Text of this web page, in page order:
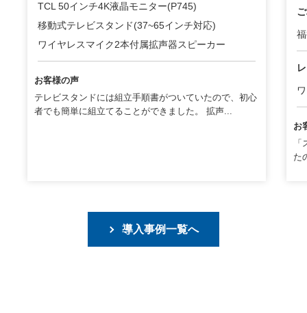
TCL 50インチ4K液晶モニター(P745)
移動式テレビスタンド(37~65インチ対応)
ワイヤレスマイク2本付属拡声器スピーカー
お客様の声
テレビスタンドには組立手順書がついていたので、初心
者でも簡単に組立てることができました。 拡声...
お
た
導入事例一覧へ